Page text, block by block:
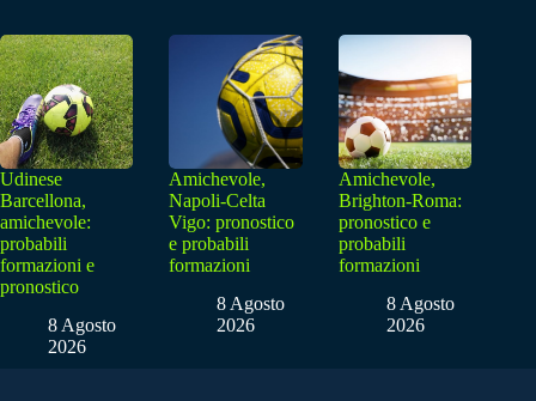
Udinese
Barcellona,
amichevole:
probabili
formazioni e
pronostico
8 Agosto
2026
Amichevole,
Napoli-Celta
Vigo: pronostico
e probabili
formazioni
8 Agosto
2026
Amichevole,
Brighton-Roma:
pronostico e
probabili
formazioni
8 Agosto
2026